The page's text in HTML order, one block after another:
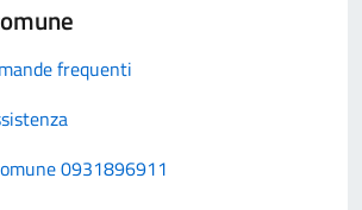
frequenti
0931896911